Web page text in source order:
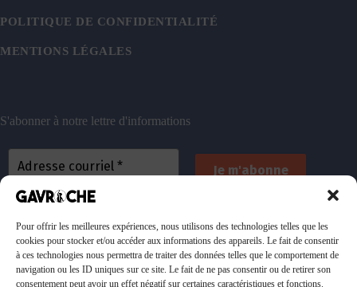
Pour offrir les meilleures expériences, nous utilisons des technologies telles que les
cookies pour stocker et/ou accéder aux informations des appareils. Le fait de consentir
à ces technologies nous permettra de traiter des données telles que le comportement de
navigation ou les ID uniques sur ce site. Le fait de ne pas consentir ou de retirer son
consentement peut avoir un effet négatif sur certaines caractéristiques et fonctions.
POLITIQUE DE CONFIDENTIALITÉ
MENTIONS LÉGALES
S'abonner à notre lettre d'informations
emails. Vous pouvez vous désinscrire à tout
moment. Consulteznotre politique de confidentialité
pour plus d’informations.